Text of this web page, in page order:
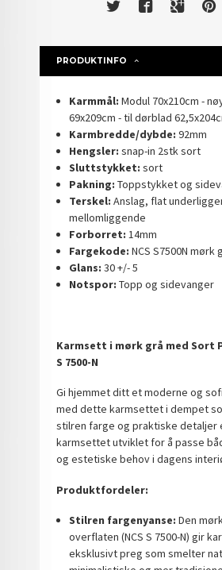
PRODUKTINFO
Karmmål: Modul 70x210cm -
69x209cm - til dørblad
Karmbredde/dybde: 92mm
Hengsler: snap-in 2stk sort
Sluttstykket: sort
Pakning: Toppstykket og
Terskel: Anslag, flat
mellomliggende
Forborret: 14mm
Fargekode: NCS S7500N mørk
Glans: 30 +/- 5
Notspor: Topp og sidevanger
Karmsett i mørk grå med Sort
S 7500-N
Gi hjemmet ditt et moderne og
med dette karmsettet i dempet
stilren farge og praktiske detaljer
karmsettet utviklet for å passe
og estetiske behov i dagens
Produktfordeler:
Stilren fargenyanse: Den
overflaten (NCS S 7500-N) gir
eksklusivt preg som smelter